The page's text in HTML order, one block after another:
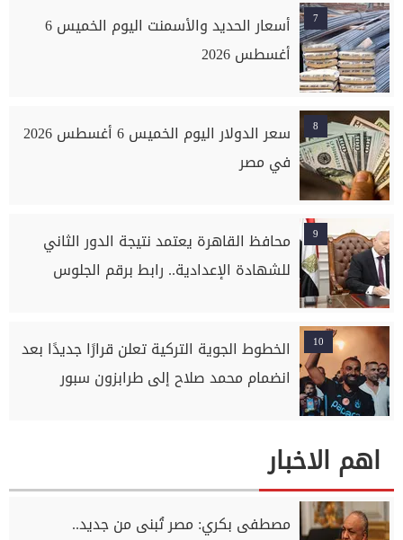
7
أسعار الحديد والأسمنت اليوم الخميس 6
أغسطس 2026
8
سعر الدولار اليوم الخميس 6 أغسطس 2026
في مصر
9
محافظ القاهرة يعتمد نتيجة الدور الثاني
للشهادة الإعدادية.. رابط برقم الجلوس
10
الخطوط الجوية التركية تعلن قرارًا جديدًا بعد
انضمام محمد صلاح إلى طرابزون سبور
اهم الاخبار
مصطفى بكري: مصر تُبنى من جديد..